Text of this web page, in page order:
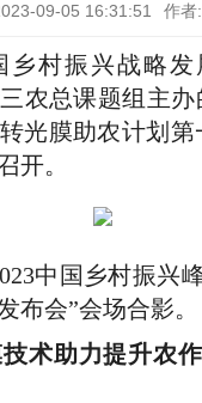
09-05 16:31:51 作者
乡村振兴战略
农总课题组主办
光膜助农计划第
开。
中国乡村振兴
布会”会场合影。
术助力提升农